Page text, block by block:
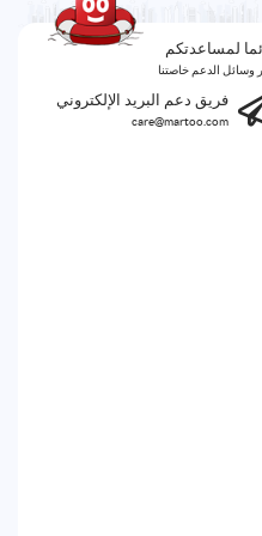
لمساعدتكم
وسائل الدعم خاصتنا
فريق دعم البريد الإلكتروني
care@martoo.com